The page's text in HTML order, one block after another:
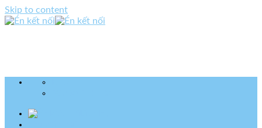
Skip to content